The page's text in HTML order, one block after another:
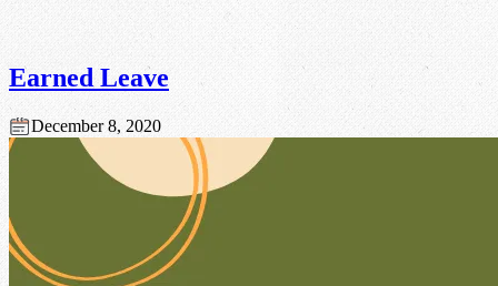
Earned Leave
December 8, 2020